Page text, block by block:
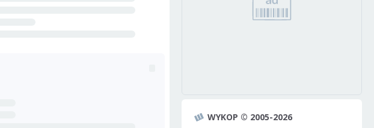
WYKOP © 2005-2026